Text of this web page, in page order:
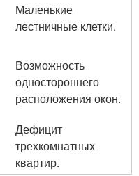
Маленькие
лестничные клетки.
Возможность
одностороннего
расположения окон.
Дефицит
трехкомнатных
квартир.